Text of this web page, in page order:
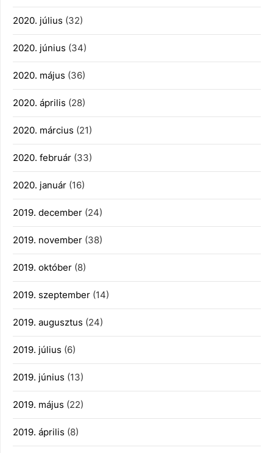
2020. július (32)
2020. június (34)
2020. május (36)
2020. április (28)
2020. március (21)
2020. február (33)
2020. január (16)
2019. december (24)
2019. november (38)
2019. október (8)
2019. szeptember (14)
2019. augusztus (24)
2019. július (6)
2019. június (13)
2019. május (22)
2019. április (8)